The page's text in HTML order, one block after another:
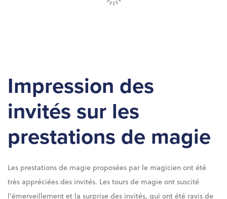
Impression des
invités sur les
prestations de magie
Les prestations de magie proposées par le magicien ont été
très appréciées des invités. Les tours de magie ont suscité
l’émerveillement et la surprise des invités, qui ont été ravis de